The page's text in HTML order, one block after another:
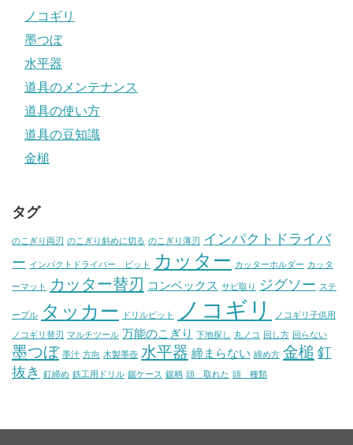
ノコギリ
墨つぼ
水平器
道具のメンテナンス
道具の使い方
道具の豆知識
金槌
タグ
のこぎり両刃 のこぎり斜めに切る のこぎり薄刃 インパクトドライバ
ー インパクトドライバー ビット カッター カッターホルダー カッタ
ーマット カッター替刃 コンベックス サビ取り ジグソー ステ
ープル タッカー ドリルビット ノコギリ ノコギリ子供用
ノコギリ替刃 マルチツール 万能のこぎり 下地探し 丸ノコ 回し方 回らない
墨つぼ 墨汁 方向 木製墨壺 水平器 締まらない 締め方 金槌 釘
抜き
釘締め 鉄工用ドリル 鋸ケース 鋸柄 頭 取れた 頭 種類